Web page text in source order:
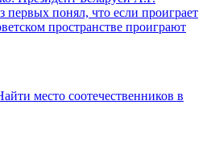
понял, что если проиграет
пространстве проиграют
место соотечественников в